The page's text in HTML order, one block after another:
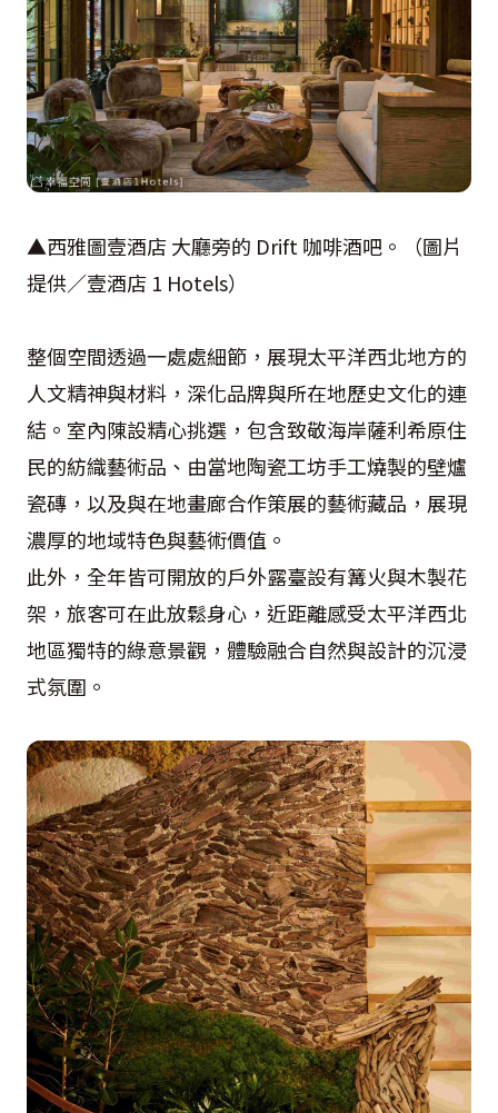
▲西雅圖壹酒店 大廳旁的 Drift 咖啡酒吧。（圖片
提供／壹酒店 1 Hotels）
整個空間透過一處處細節，展現太平洋西北地方的
人文精神與材料，深化品牌與所在地歷史文化的連
結。室內陳設精心挑選，包含致敬海岸薩利希原住
民的紡織藝術品、由當地陶瓷工坊手工燒製的壁爐
瓷磚，以及與在地畫廊合作策展的藝術藏品，展現
濃厚的地域特色與藝術價值。
此外，全年皆可開放的戶外露臺設有篝火與木製花
架，旅客可在此放鬆身心，近距離感受太平洋西北
地區獨特的綠意景觀，體驗融合自然與設計的沉浸
式氛圍。